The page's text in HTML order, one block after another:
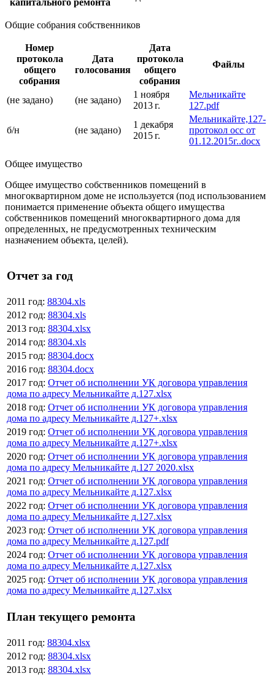
капитального ремонта
Общие собрания собственников
Номер
протокола
общего
собрания
Дата
голосования
Дата
протокола
общего
собрания
Файлы
(не задано) (не задано)
1 ноября
2013 г.
Мельникайте
127.pdf
б/н (не задано)
1 декабря
2015 г.
Мельникайте,127-
протокол осс от
01.12.2015г..docx
Общее имущество
Общее имущество собственников помещений в
многоквартирном доме не используется (под использованием
понимается применение объекта общего имущества
собственников помещений многоквартирного дома для
определенных, не предусмотренных техническим
назначением объекта, целей).
Отчет за год
2011 год: 88304.xls
2012 год: 88304.xls
2013 год: 88304.xlsx
2014 год: 88304.xls
2015 год: 88304.docx
2016 год: 88304.docx
2017 год: Отчет об исполнении УК договора управления
дома по адресу Мельникайте д.127.xlsx
2018 год: Отчет об исполнении УК договора управления
дома по адресу Мельникайте д.127+.xlsx
2019 год: Отчет об исполнении УК договора управления
дома по адресу Мельникайте д.127+.xlsx
2020 год: Отчет об исполнении УК договора управления
дома по адресу Мельникайте д.127 2020.xlsx
2021 год: Отчет об исполнении УК договора управления
дома по адресу Мельникайте д.127.xlsx
2022 год: Отчет об исполнении УК договора управления
дома по адресу Мельникайте д.127.xlsx
2023 год: Отчет об исполнении УК договора управления
дома по адресу Мельникайте д.127.pdf
2024 год: Отчет об исполнении УК договора управления
дома по адресу Мельникайте д.127.xlsx
2025 год: Отчет об исполнении УК договора управления
дома по адресу Мельникайте д.127.xlsx
План текущего ремонта
2011 год: 88304.xlsx
2012 год: 88304.xlsx
2013 год: 88304.xlsx